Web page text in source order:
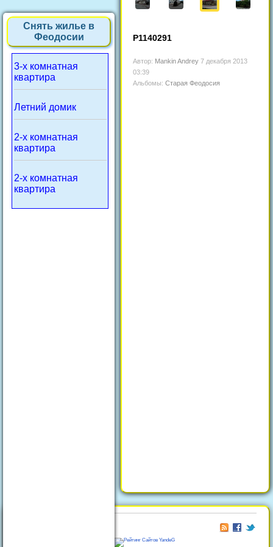
Снять жилье в
Феодосии
3-х комнатная
квартира
Летний домик
2-х комнатная
квартира
2-х комнатная
квартира
P1140291
Автор: Mankin Andrey 7 декабря 2013
03:39
Альбомы: Старая Феодосия